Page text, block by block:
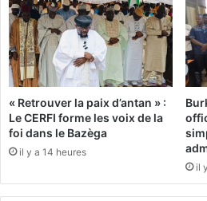
-
r
a
a
g
a
a
:
"
P
a
d
e
a
« Retrouver la paix d’antan » :
Le CERFI forme les voix de la
foi dans le Bazèga
il y a 14 heures
il